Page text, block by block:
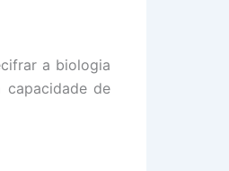
a biologia
capacidade de